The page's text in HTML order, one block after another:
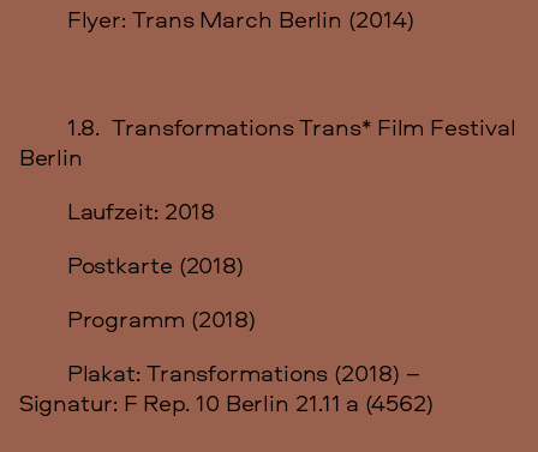
Flyer: Trans March Berlin (2014)
1.8. Transformations Trans* Film Festival
Berlin
Laufzeit: 2018
Postkarte (2018)
Programm (2018)
Plakat: Transformations (2018) –
Signatur: F Rep. 10 Berlin 21.11 a (4562)